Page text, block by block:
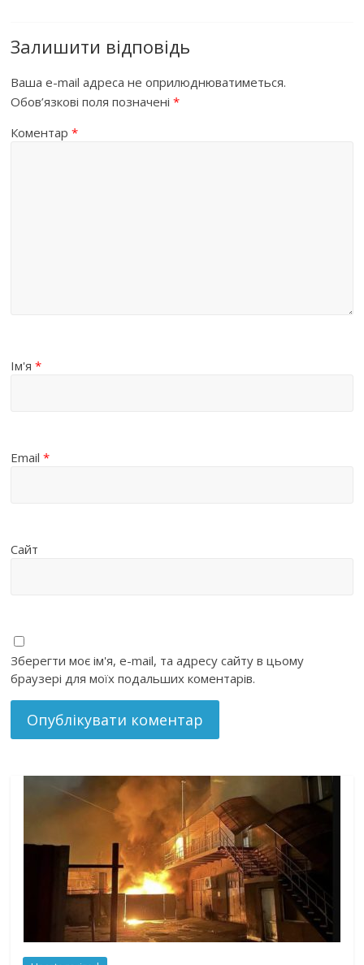
Залишити відповідь
Ваша e-mail адреса не оприлюднюватиметься.
Обов’язкові поля позначені*
Коментар*
Ім'я*
Email*
Сайт
Зберегти моє ім'я, e-mail, та адресу сайту в цьому
браузері для моїх подальших коментарів.